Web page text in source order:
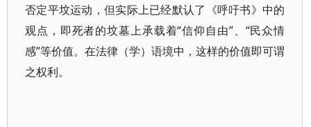
否定平坟运动，但实际上已经默认了《呼吁书》中的
观点，即死者的坟墓上承载着“信仰自由”、“民众情
感”等价值。在法律（学）语境中，这样的价值即可谓
之权利。